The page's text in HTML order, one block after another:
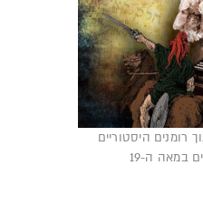
רומנים היסטוריים
במאה ה-19